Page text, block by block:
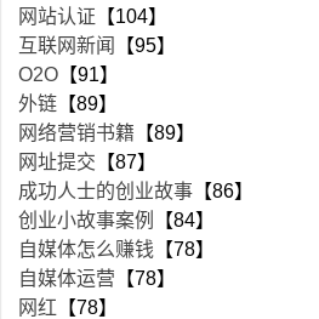
网站认证 【104】
互联网新闻
【95】
O2O 【91】
外链 【89】
网络营销书籍 【89】
网址提交 【87】
成功人士的创业故事 【86】
创业小故事案例
【84】
自媒体怎么赚钱 【78】
自媒体运营 【78】
网红 【78】